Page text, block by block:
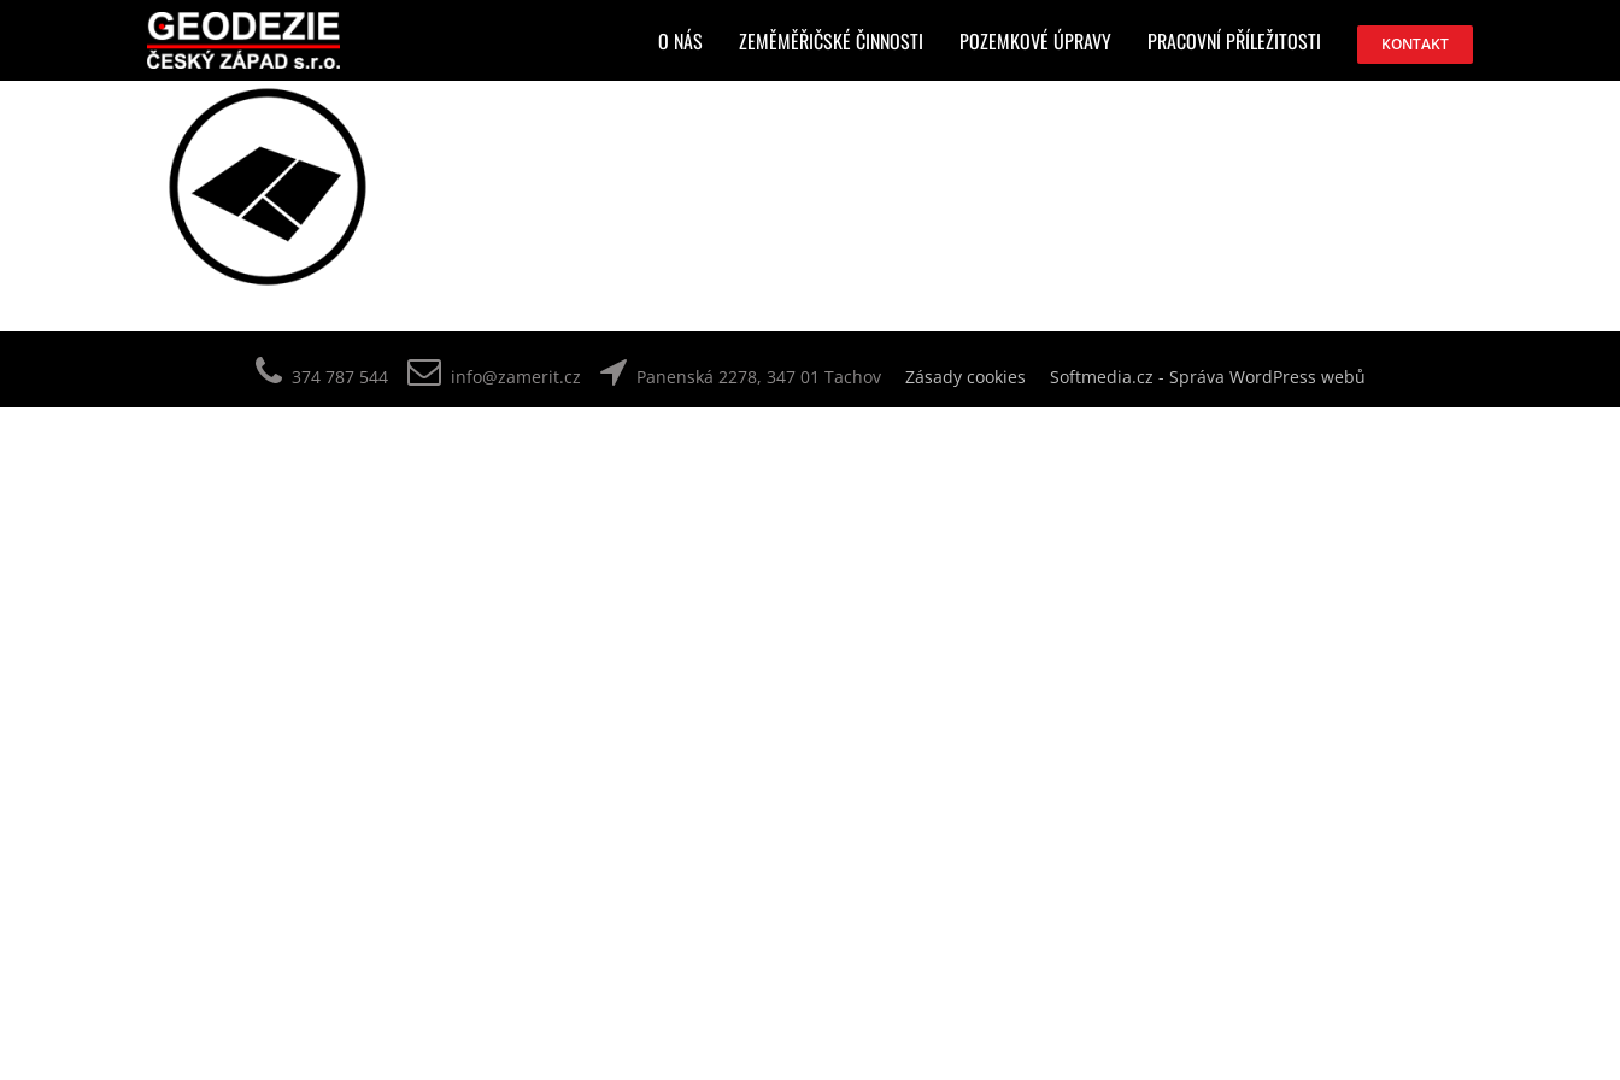
O NÁS ZEMĚMĚŘIČSKÉ ČINNOSTI POZEMKOVÉ ÚPRAVY PRACOVNÍ PŘÍLEŽITOSTI KONTAKT
374 787 544 info@zamerit.cz Panenská 2278, 347 01 Tachov Zásady cookies Softmedia.cz - Správa WordPress webů